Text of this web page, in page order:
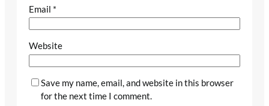
Email *
Website
Save my name, email, and website in this browser
for the next time I comment.